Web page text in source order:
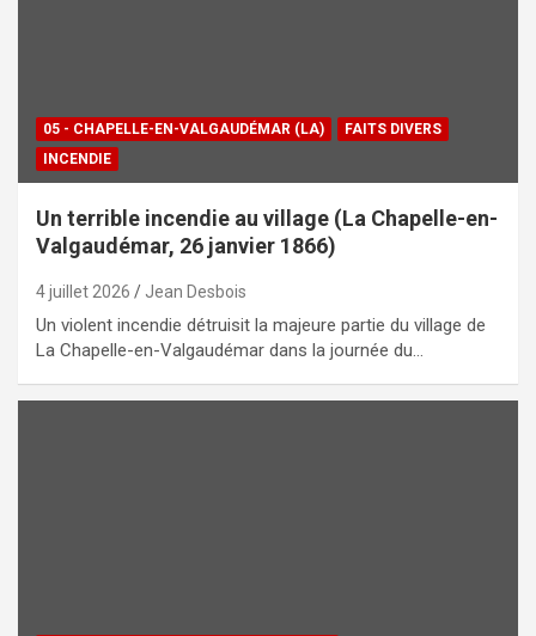
05 - CHAPELLE-EN-VALGAUDÉMAR (LA)
FAITS DIVERS
INCENDIE
Un terrible incendie au village (La Chapelle-en-
Valgaudémar, 26 janvier 1866)
4 juillet 2026 Jean Desbois
Un violent incendie détruisit la majeure partie du village de
La Chapelle-en-Valgaudémar dans la journée du…